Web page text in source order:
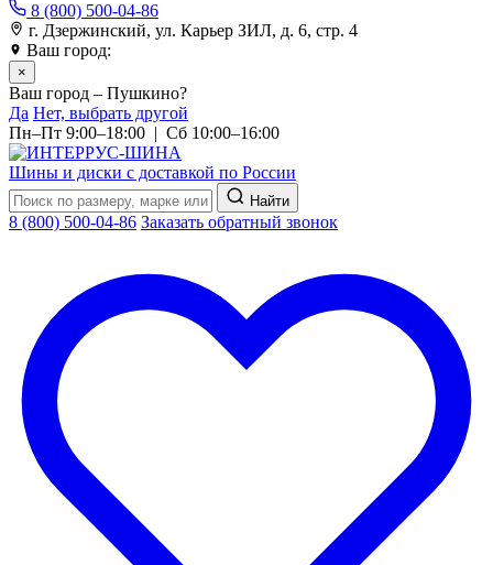
8 (800) 500-04-86
г. Дзержинский, ул. Карьер ЗИЛ, д. 6, стр. 4
Ваш город:
×
Ваш город – Пушкино?
Да Нет, выбрать другой
Пн–Пт 9:00–18:00 | Сб 10:00–16:00
Шины и диски с доставкой по России
Найти
8 (800) 500-04-86 Заказать обратный звонок